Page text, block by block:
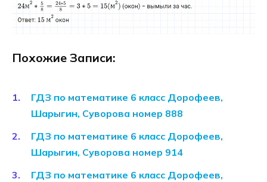
Похожие Записи:
ГДЗ по математике 6 класс Дорофеев,
Шарыгин, Суворова номер 888
ГДЗ по математике 6 класс Дорофеев,
Шарыгин, Суворова номер 914
ГДЗ по математике 6 класс Дорофеев,